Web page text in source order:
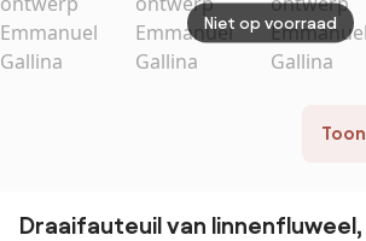
Niet op voorraad
Draaifauteuil van linnenfluweel,